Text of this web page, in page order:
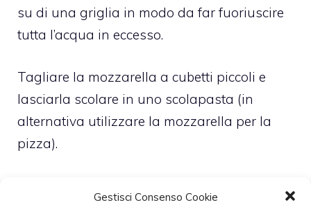
Gestisci Consenso Cookie
su di una griglia in modo da far fuoriuscire
tutta l’acqua in eccesso.
Tagliare la mozzarella a cubetti piccoli e
lasciarla scolare in uno scolapasta (in
alternativa utilizzare la mozzarella per la
pizza).